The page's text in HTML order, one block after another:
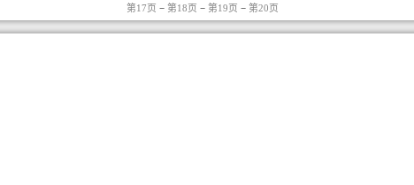
第17页 −第18页 −第19页 −第20页